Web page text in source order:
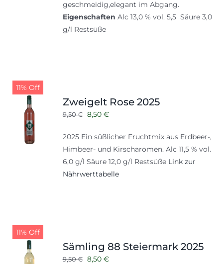
geschmeidig,elegant im Abgang.
Eigenschaften Alc 13,0 % vol. 5,5 Säure 3,0
g/l Restsüße
11% Off
Zweigelt Rose 2025
9,50€ Ursprünglicher
war:
9,50 €
8,50 €Aktueller
ist:
8,50 €.
2025 Ein süßlicher Fruchtmix aus Erdbeer-,
Himbeer- und Kirscharomen. Alc 11,5 % vol.
6,0 g/l Säure 12,0 g/l Restsüße Link zur
Nährwerttabelle
11% Off
Sämling 88 Steiermark 2025
9,50€ Ursprünglicher
8,50 €Aktueller